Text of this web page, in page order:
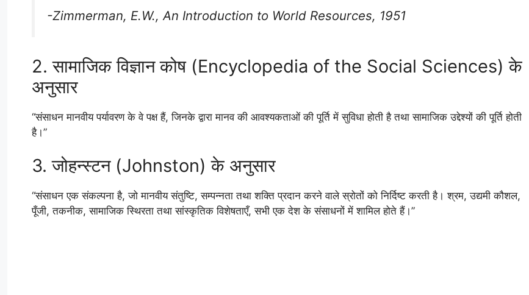
-Zimmerman, E.W., An Introduction to World Resources, 1951
2. सामाजिक विज्ञान कोष (Encyclopedia of the Social Sciences) के
अनुसार
“संसाधन मानवीय पर्यावरण के वे पक्ष हैं, जिनके द्वारा मानव की आवश्यकताओं की पूर्ति में सुविधा होती है तथा सामाजिक उद्देश्यों की पूर्ति होती
है।”
3. जोहन्स्टन (Johnston) के अनुसार
“संसाधन एक संकल्पना है, जो मानवीय संतुष्टि, सम्पन्नता तथा शक्ति प्रदान करने वाले स्रोतों को निर्दिष्ट करती है। श्रम, उद्यमी कौशल,
पूँजी, तकनीक, सामाजिक स्थिरता तथा सांस्कृतिक विशेषताएँ, सभी एक देश के संसाधनों में शामिल होते हैं।”